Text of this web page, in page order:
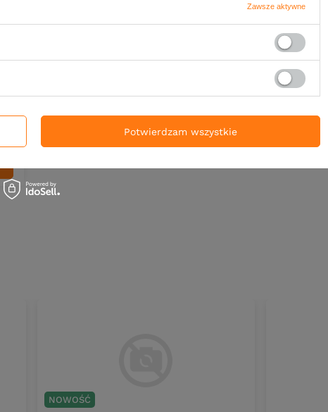
NOWOŚĆ
Zawsze aktywne
Potwierdzam wszystkie